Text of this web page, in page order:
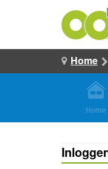
Home
Home